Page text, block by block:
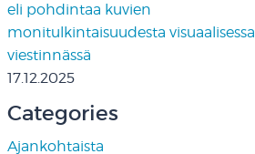
eli pohdintaa kuvien
monitulkintaisuudesta visuaalisessa
viestinnässä
17.12.2025
Categories
Ajankohtaista